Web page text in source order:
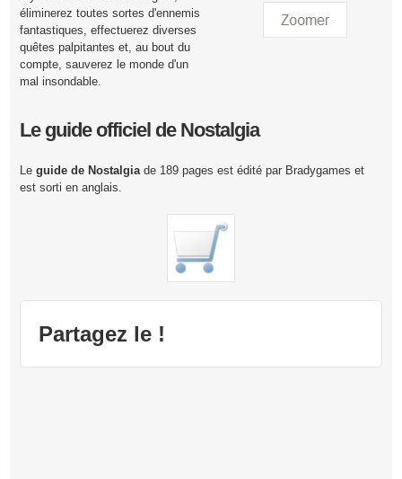
éliminerez toutes sortes d'ennemis
fantastiques, effectuerez diverses
quêtes palpitantes et, au bout du
compte, sauverez le monde d'un
mal insondable.
Le guide officiel de Nostalgia
Le guide de Nostalgiade 189 pages est édité par Bradygames et
est sorti en anglais.
Partagez le !